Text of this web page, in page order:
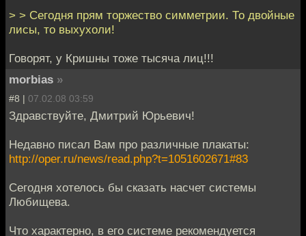
> > Сегодня прям торжество симметрии. То двойные
лисы, то выхухоли!
Говорят, у Кришны тоже тысяча лиц!!!
morbias »
#8 | 07.02.08 03:59
Здравствуйте, Дмитрий Юрьевич!
Недавно писал Вам про различные плакаты:
http://oper.ru/news/read.php?t=1051602671#83
Сегодня хотелось бы сказать насчет системы
Любищева.
Что характерно, в его системе рекомендуется